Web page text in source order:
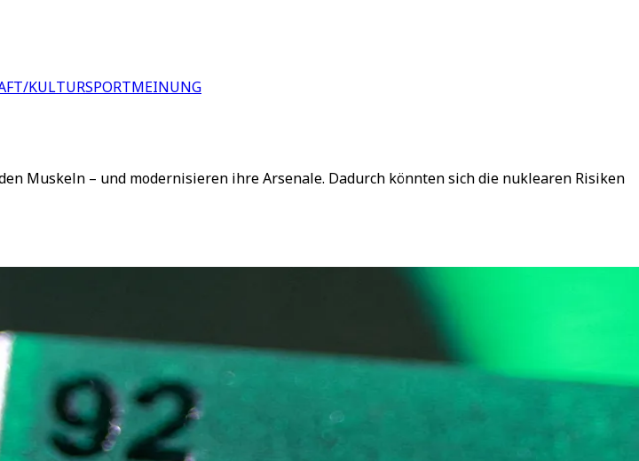
KULTURSPORTMEINUNG
Muskeln – und modernisieren ihre Arsenale. Dadurch könnten sich die nuklearen Risiken